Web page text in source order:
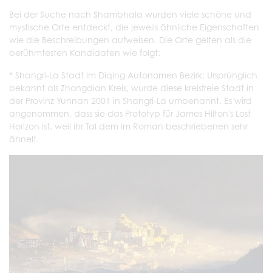
Bei der Suche nach Shambhala wurden viele schöne und
mystische Orte entdeckt, die jeweils ähnliche Eigenschaften
wie die Beschreibungen aufweisen. Die Orte gelten als die
berühmtesten Kandidaten wie folgt:
* Shangri-La Stadt im Diqing Autonomen Bezirk: Ursprünglich
bekannt als Zhongdian Kreis, wurde diese kreisfreie Stadt in
der Provinz Yunnan 2001 in Shangri-La umbenannt. Es wird
angenommen, dass sie das Prototyp für James Hilton's Lost
Horizon ist, weil ihr Tal dem im Roman beschriebenen sehr
ähnelt.